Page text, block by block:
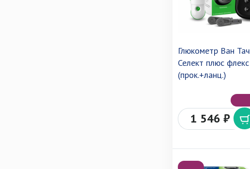
Глюкометр Ван Тач
Селект плюс флекс
(прок.+ланц.)
1 546 ₽